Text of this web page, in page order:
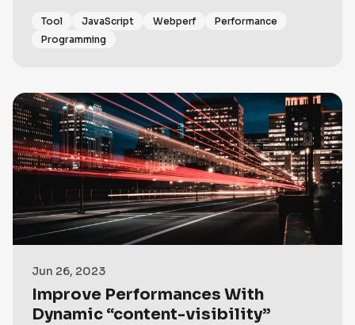
Tool JavaScript Webperf
Performance
Programming
Jun 26, 2023
Improve Performances With
Dynamic “content-visibility”